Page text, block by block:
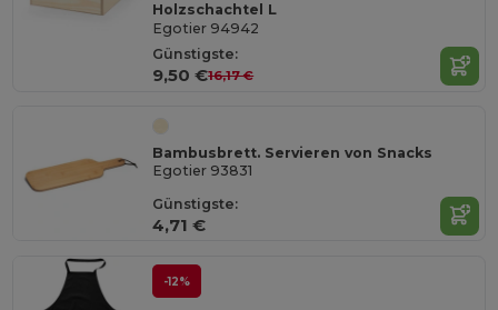
Holzschachtel L
Egotier 94942
Günstigste:
9,50 €16,17 €
Bambusbrett. Servieren von Snacks
Egotier 93831
Günstigste:
4,71 €
-12%